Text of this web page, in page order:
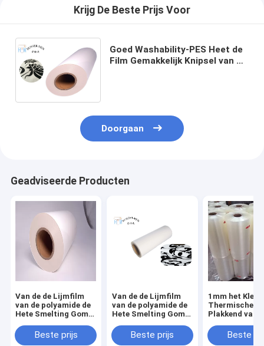
Krijg De Beste Prijs Voor
Goed Washability-PES Heet de
Film Gemakkelijk Knipsel van de
Doorgaan
Geadviseerde Producten
Van de de Lijmfilm
van de polyamide de
Hete Smelting Gom
Vriendschappelijke
Steunende voor
Beste prijs
Van de de Lijmfilm
van de polyamide de
Hete Smelting Gom
Vriendschappelijke
Steunende voor
Beste prijs
1mm het
Thermische
Plakkend van
42CM*50M/
Film Hete
Beste